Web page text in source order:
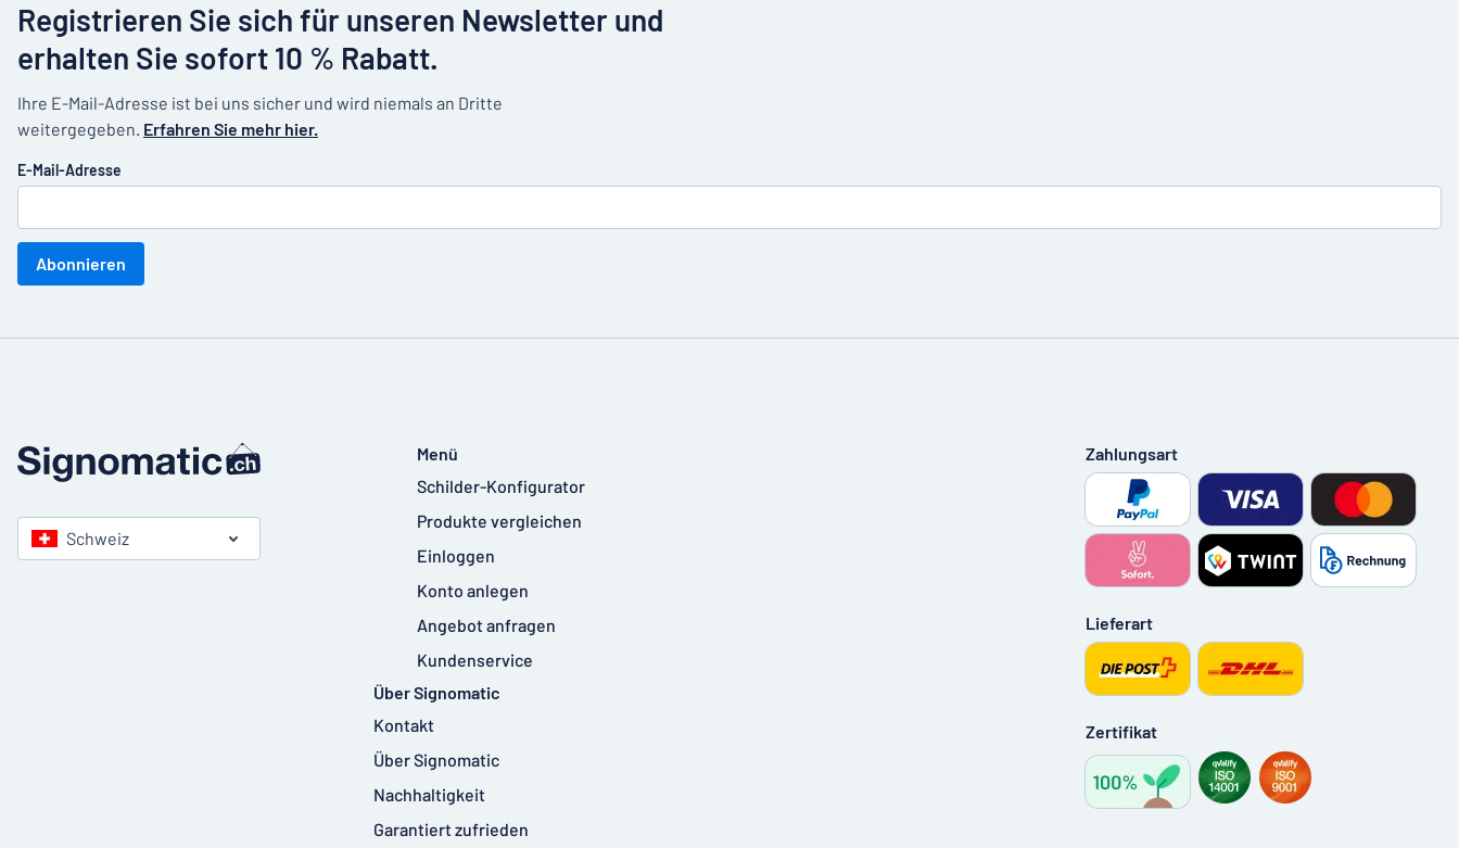
Registrieren Sie sich für unseren Newsletter und
erhalten Sie sofort 10 % Rabatt.
Ihre E-Mail-Adresse ist bei uns sicher und wird niemals an Dritte
weitergegeben. Erfahren Sie mehr hier.
E-Mail-Adresse
Abonnieren
Schweiz
Menü
Schilder-Konfigurator
Produkte vergleichen
Einloggen
Konto anlegen
Angebot anfragen
Kundenservice
Über Signomatic
Kontakt
Über Signomatic
Nachhaltigkeit
Garantiert zufrieden
Zahlungsart
Lieferart
Zertifikat